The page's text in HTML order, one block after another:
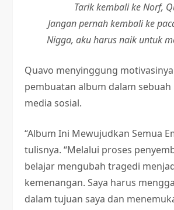
Tarik kembali ke Norf,
Jangan pernah kembali ke
Nigga, aku harus naik untuk
Quavo menyinggung
pembuatan album dalam
media sosial.
“Album Ini Mewujudkan Semua
tulisnya. “Melalui proses
belajar mengubah tragedi
kemenangan. Saya harus
dalam tujuan saya dan